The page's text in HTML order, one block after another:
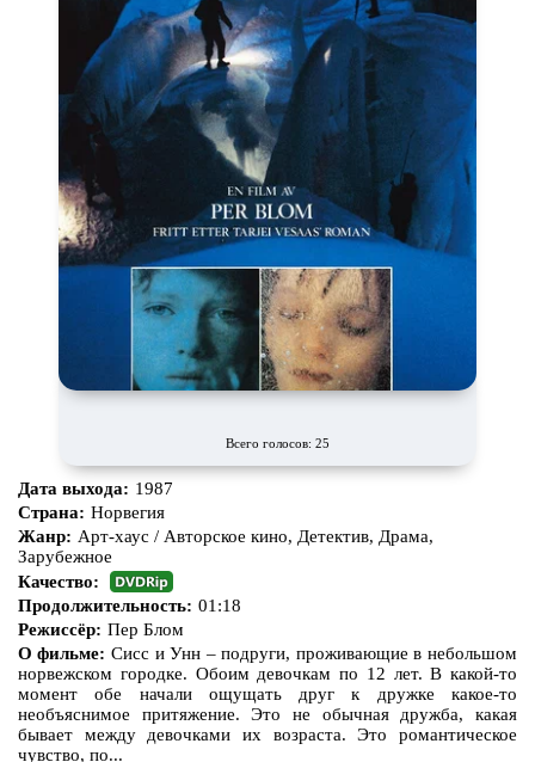
Всего голосов: 25
Дата выхода: 1987
Страна: Норвегия
Жанр: Арт-хаус / Авторское кино, Детектив, Драма,
Зарубежное
Качество:
Продолжительность: 01:18
Режиссёр: Пер Блом
О фильме: Сисс и Унн – подруги, проживающие в небольшом
норвежском городке. Обоим девочкам по 12 лет. В какой-то
момент обе начали ощущать друг к дружке какое-то
необъяснимое притяжение. Это не обычная дружба, какая
бывает между девочками их возраста. Это романтическое
чувство, по...